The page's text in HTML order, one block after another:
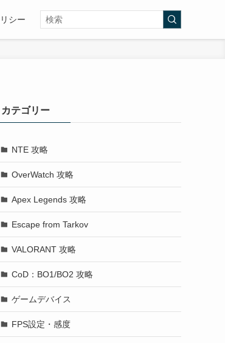
シー
カテゴリー
NTE 攻略
OverWatch 攻略
Apex Legends 攻略
Escape from Tarkov
VALORANT 攻略
CoD：BO1/BO2 攻略
ゲームデバイス
FPS設定・感度